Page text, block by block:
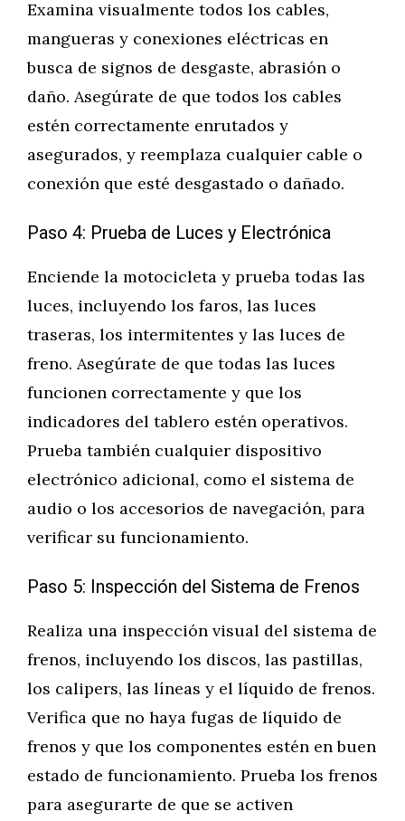
Examina visualmente todos los cables,
mangueras y conexiones eléctricas en
busca de signos de desgaste, abrasión o
daño. Asegúrate de que todos los cables
estén correctamente enrutados y
asegurados, y reemplaza cualquier cable o
conexión que esté desgastado o dañado.
Paso 4: Prueba de Luces y Electrónica
Enciende la motocicleta y prueba todas las
luces, incluyendo los faros, las luces
traseras, los intermitentes y las luces de
freno. Asegúrate de que todas las luces
funcionen correctamente y que los
indicadores del tablero estén operativos.
Prueba también cualquier dispositivo
electrónico adicional, como el sistema de
audio o los accesorios de navegación, para
verificar su funcionamiento.
Paso 5: Inspección del Sistema de Frenos
Realiza una inspección visual del sistema de
frenos, incluyendo los discos, las pastillas,
los calipers, las líneas y el líquido de frenos.
Verifica que no haya fugas de líquido de
frenos y que los componentes estén en buen
estado de funcionamiento. Prueba los frenos
para asegurarte de que se activen